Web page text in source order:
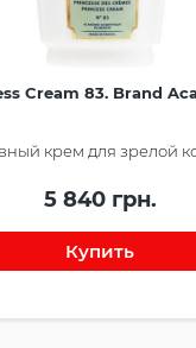
Cream 83. Brand
крем для зрелой
5 840 грн.